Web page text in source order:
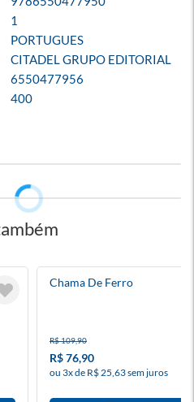
1
PORTUGUES
CITADEL GRUPO EDITORIAL
6550477956
400
Chama De Ferro
R$ 109,90
R$ 76,90
ou 3x de R$ 25,63 sem juros